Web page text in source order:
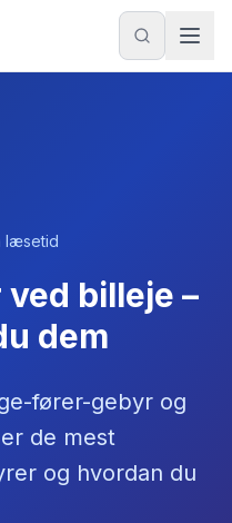
læsetid
billeje –
dem
fører-gebyr og
de mest
og hvordan du